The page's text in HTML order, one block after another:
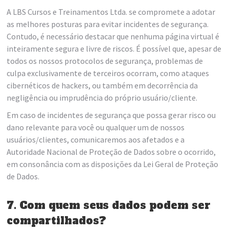
A LBS Cursos e Treinamentos Ltda. se compromete a adotar
as melhores posturas para evitar incidentes de segurança.
Contudo, é necessário destacar que nenhuma página virtual é
inteiramente segura e livre de riscos. É possível que, apesar de
todos os nossos protocolos de segurança, problemas de
culpa exclusivamente de terceiros ocorram, como ataques
cibernéticos de hackers, ou também em decorrência da
negligência ou imprudência do próprio usuário/cliente.
Em caso de incidentes de segurança que possa gerar risco ou
dano relevante para você ou qualquer um de nossos
usuários/clientes, comunicaremos aos afetados e a
Autoridade Nacional de Proteção de Dados sobre o ocorrido,
em consonância com as disposições da Lei Geral de Proteção
de Dados.
7. Com quem seus dados podem ser
compartilhados?